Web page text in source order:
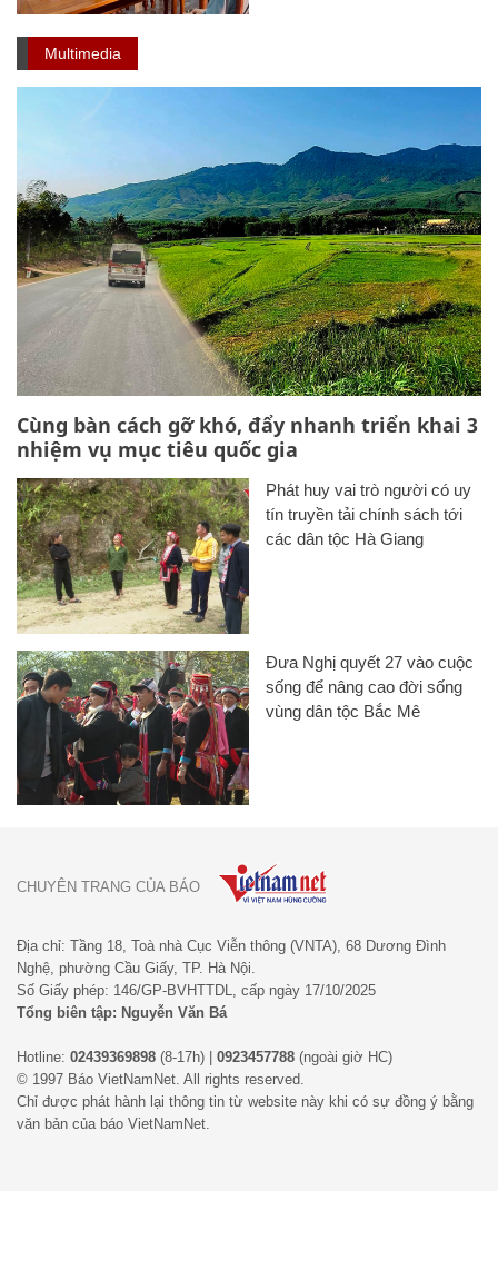
Multimedia
Cùng bàn cách gỡ khó, đẩy nhanh triển khai 3
nhiệm vụ mục tiêu quốc gia
Phát huy vai trò người có uy
tín truyền tải chính sách tới
các dân tộc Hà Giang
Đưa Nghị quyết 27 vào cuộc
sống để nâng cao đời sống
vùng dân tộc Bắc Mê
Địa chỉ: Tầng 18, Toà nhà Cục Viễn thông (VNTA), 68 Dương Đình
Nghệ, phường Cầu Giấy, TP. Hà Nội.
Số Giấy phép: 146/GP-BVHTTDL, cấp ngày 17/10/2025
Tổng biên tập: Nguyễn Văn Bá
Hotline: 02439369898 (8-17h) | 0923457788 (ngoài giờ HC)
© 1997 Báo VietNamNet. All rights reserved.
Chỉ được phát hành lại thông tin từ website này khi có sự đồng ý bằng
văn bản của báo VietNamNet.
CHUYÊN TRANG CỦA BÁO